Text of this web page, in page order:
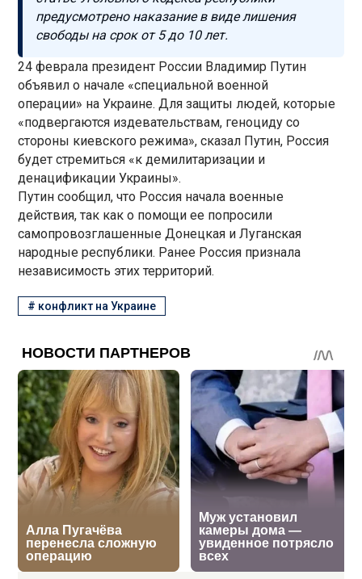
предусмотрено наказание в виде лишения
свободы на срок от 5 до 10 лет.
24 феврала президент России Владимир Путин
объявил о начале «специальной военной
операции» на Украине. Для защиты людей, которые
«подвергаются издевательствам, геноциду со
стороны киевского режима», сказал Путин, Россия
будет стремиться «к демилитаризации и
денацификации Украины».
Путин сообщил, что Россия начала военные
действия, так как о помощи ее попросили
самопровозглашенные Донецкая и Луганская
народные республики. Ранее Россия признала
независимость этих территорий.
# конфликт на Украине